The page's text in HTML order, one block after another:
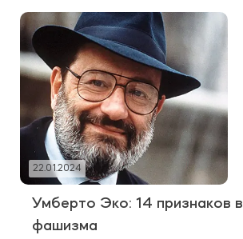
Психотерапия способствует
новых связей в […]
22.01.2024
Умберто Эко: 14 признаков
фашизма